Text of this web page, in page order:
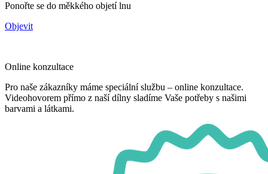
Ponořte se do měkkého objetí lnu
Objevit
Online konzultace
Pro naše zákazníky máme speciální službu – online konzultace.
Videohovorem přímo z naší dílny sladíme Vaše potřeby s našimi
barvami a látkami.